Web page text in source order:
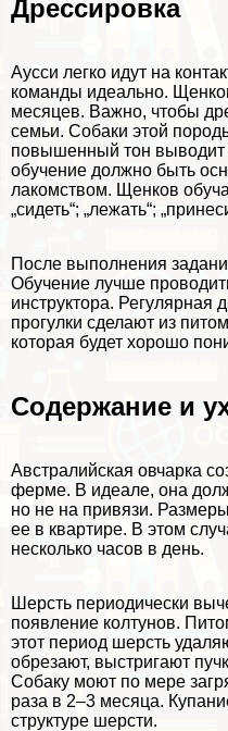
Дрессировка
Аусси легко идут на
комaнды идеально.
месяцев. Важно, чтобы
семьи. Собаки этой
повышенный тон выводит
обучение должно быть
лакомством. Щенков
„сидеть“; „лежать“;
После выполнения
Обучение лучше
инструктора. Регулярная
прогулки сделают из
которая будет хорошо
Содержание и
Австралийская овчарка
ферме. В идеале, она
но не на привязи.
ее в квартире. В этом
несколько часов в день.
Шерсть периодически
появление колтунов.
этот период шерсть
обрезают, выстригают
Собаку моют по мере
раза в 2–3 месяца.
структуре шерсти.